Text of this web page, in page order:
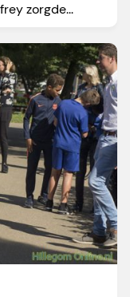
zorgde...